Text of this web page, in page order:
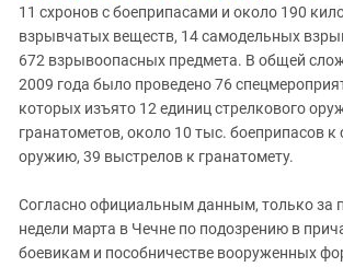
11 схронов с боеприпасами и около 190
взрывчатых веществ, 14 самодельных
672 взрывоопасных предмета. В общей
2009 года было проведено 76
которых изъято 12 единиц стрелкового
гранатометов, около 10 тыс. боеприпасов к
оружию, 39 выстрелов к гранатомету.
Согласно официальным данным, только за
недели марта в Чечне по подозрению в
боевикам и пособничестве вооруженных